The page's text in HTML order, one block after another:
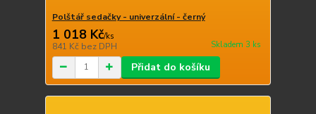
Polštář sedačky - univerzální - černý
1 018 Kč/ks
841 Kč bez DPH Skladem 3 ks
Přidat do košíku